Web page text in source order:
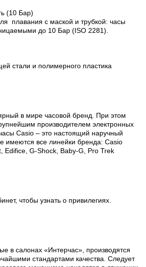
(10 Бар)
плавания с маской и трубкой: часы
до 10 Бар (ISO 2281).
стали и полимерного пластика
в мире часовой бренд. При этом
производителем электронных
Casio – это настоящий наручный
имеются все линейки бренда: Casio
Edifice, G-Shock, Baby-G, Pro Trek
чтобы узнать о привилегиях.
в салонах «Интерчас», производятся
стандартами качества. Следует